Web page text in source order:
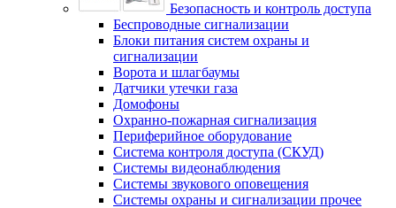
Безопасность и контроль доступа
Беспроводные сигнализации
Блоки питания систем охраны и
сигнализации
Ворота и шлагбаумы
Датчики утечки газа
Домофоны
Охранно-пожарная сигнализация
Периферийное оборудование
Система контроля доступа (СКУД)
Системы видеонаблюдения
Системы звукового оповещения
Системы охраны и сигнализации прочее